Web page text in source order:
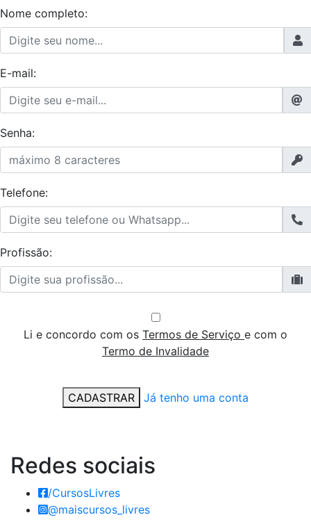
Nome completo:
E-mail:
Senha:
Telefone:
Profissão:
Li e concordo com os Termos de Serviço e com o
Termo de Invalidade
CADASTRAR Já tenho uma conta
Redes sociais
/CursosLivres
@maiscursos_livres